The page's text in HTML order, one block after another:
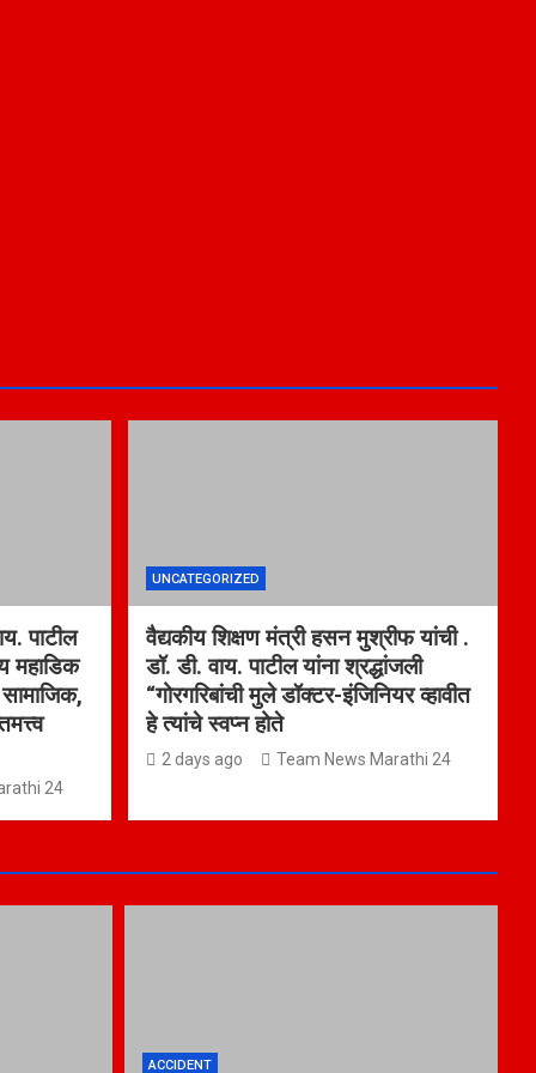
पाटील
महाडिक
सामाजिक,
24
UNCATEGORIZED
वैद्यकीय शिक्षण मंत्री हसन मुश्रीफ यांची .
डॉ. डी. वाय. पाटील यांना श्रद्धांजली
“गोरगरिबांची मुले डॉक्टर-इंजिनियर व्हावीत
हे त्यांचे स्वप्न होते
2 days ago Team News Marathi 24
ACCIDENT